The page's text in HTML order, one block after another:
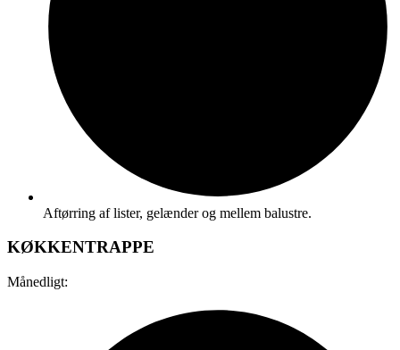
Aftørring af lister, gelænder og mellem balustre.
KØKKENTRAPPE
Månedligt: